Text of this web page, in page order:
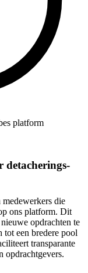
platform
detacherings-
die
ons platform. Dit
opdrachten te
een bredere pool
transparante
opdrachtgevers.